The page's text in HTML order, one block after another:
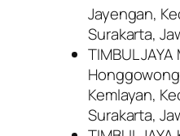
Jayengan,
Surakarta,
TIMBUL JAYA
Kemlayan,
Surakarta,